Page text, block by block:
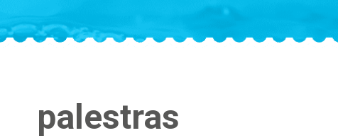
palestras